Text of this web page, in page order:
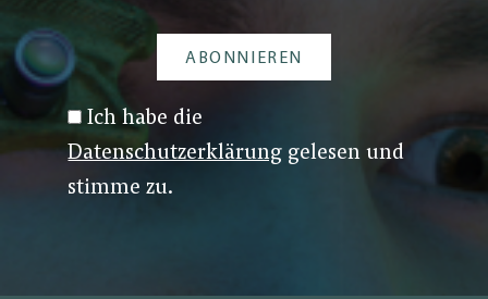
Ich habe die
Datenschutzerklärung gelesen und
stimme zu.